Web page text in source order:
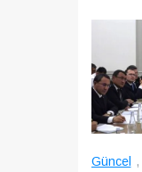
Güncel ,